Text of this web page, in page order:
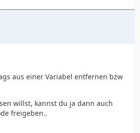
aus einer Variabel entfernen bzw
willst, kannst du ja dann auch
freigeben..